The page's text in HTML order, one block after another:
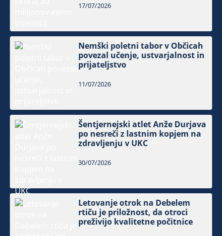
17/07/2026
Nemški poletni tabor v Občicah
povezal učenje, ustvarjalnost in
prijateljstvo
11/07/2026
Šentjernejski atlet Anže Durjava
po nesreči z lastnim kopjem na
zdravljenju v UKC
30/07/2026
Letovanje otrok na Debelem
rtiču je priložnost, da otroci
preživijo kvalitetne počitnice